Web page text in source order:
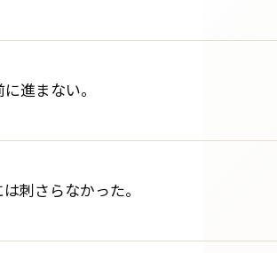
進まない。
刺さらなかった。